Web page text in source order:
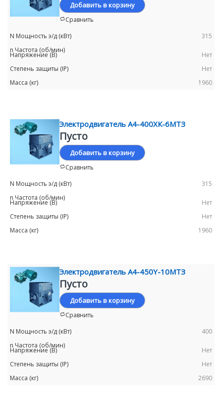
Добавить в корзину
Сравнить
315
Нет
Нет
1960
Электродвигатель А4-400ХК-6МТЗ
Пусто
Добавить в корзину
Сравнить
315
Нет
Нет
1960
Электродвигатель А4-450Y-10МТЗ
Пусто
Добавить в корзину
Сравнить
400
Нет
Нет
2690